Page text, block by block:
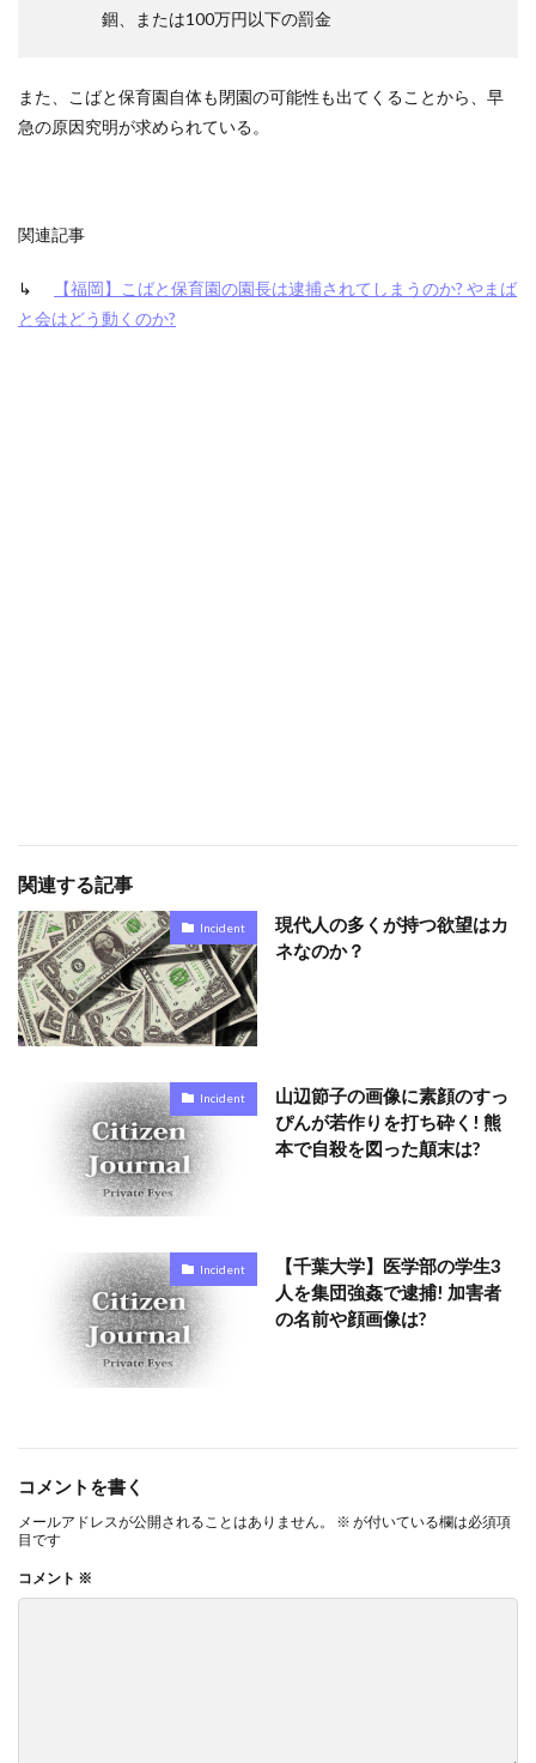
錮、または100万円以下の罰金
また、こばと保育園自体も閉園の可能性も出てくることから、早
急の原因究明が求められている。
関連記事
↳
【福岡】こばと保育園の園長は逮捕されてしまうのか? やまば
と会はどう動くのか?
関連する記事
Incident
現代人の多くが持つ欲望はカ
ネなのか？
Incident
山辺節子の画像に素顔のすっ
ぴんが若作りを打ち砕く! 熊
本で自殺を図った顛末は?
Incident
【千葉大学】医学部の学生3
人を集団強姦で逮捕! 加害者
の名前や顔画像は?
コメントを書く
メールアドレスが公開されることはありません。 ※ が付いている欄は必須項
目です
コメント ※